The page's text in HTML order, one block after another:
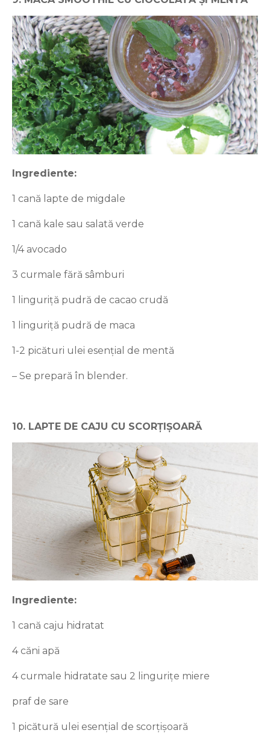
Ingrediente:
1 cană lapte de migdale
1 cană kale sau salată verde
1/4 avocado
3 curmale fără sâmburi
1 linguriță pudră de cacao crudă
1 linguriță pudră de maca
1-2 picături ulei esențial de mentă
– Se prepară în blender.
10. LAPTE DE CAJU CU SCORȚIȘOARĂ
Ingrediente:
1 cană caju hidratat
4 căni apă
4 curmale hidratate sau 2 lingurițe miere
praf de sare
1 picătură ulei esențial de scorțișoară